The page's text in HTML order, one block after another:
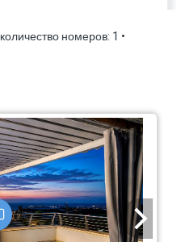
количество номеров: 1 •